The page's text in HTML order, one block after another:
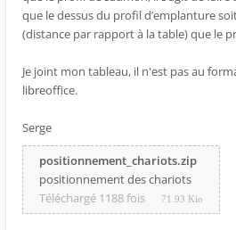
que le dessus du profil d’emplanture
(distance par rapport à la table) que le
Je joint mon tableau, il n'est pas au
libreoffice.
Serge
positionnement_chariots.zip
positionnement des chariots
Téléchargé 1188 fois
71.93 Kio